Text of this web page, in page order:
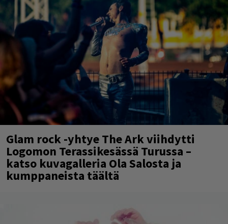
Glam rock -yhtye The Ark viihdytti
Logomon Terassikesässä Turussa –
katso kuvagalleria Ola Salosta ja
kumppaneista täältä